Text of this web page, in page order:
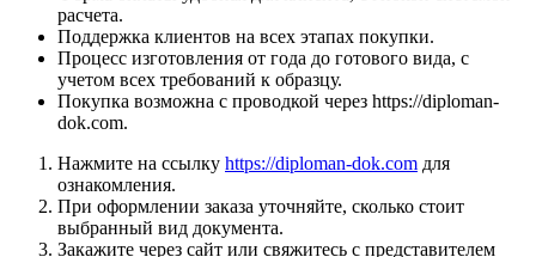
расчета.
Поддержка клиентов на всех этапах покупки.
Процесс изготовления от года до готового вида, с
учетом всех требований к образцу.
Покупка возможна с проводкой через https://diploman-
dok.com.
Нажмите на ссылку https://diploman-dok.com для
ознакомления.
При оформлении заказа уточняйте, сколько стоит
выбранный вид документа.
Закажите через сайт или свяжитесь с представителем